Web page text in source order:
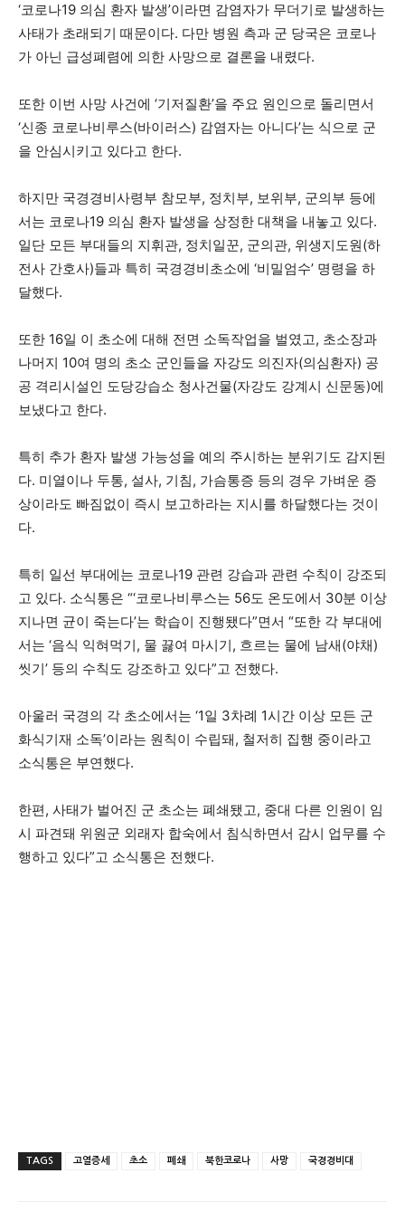
‘코로나19 의심 환자 발생’이라면 감염자가 무더기로 발생하는
사태가 초래되기 때문이다. 다만 병원 측과 군 당국은 코로나
가 아닌 급성폐렴에 의한 사망으로 결론을 내렸다.
또한 이번 사망 사건에 ‘기저질환’을 주요 원인으로 돌리면서
‘신종 코로나비루스(바이러스) 감염자는 아니다’는 식으로 군
을 안심시키고 있다고 한다.
하지만 국경경비사령부 참모부, 정치부, 보위부, 군의부 등에
서는 코로나19 의심 환자 발생을 상정한 대책을 내놓고 있다.
일단 모든 부대들의 지휘관, 정치일꾼, 군의관, 위생지도원(하
전사 간호사)들과 특히 국경경비초소에 ‘비밀엄수’ 명령을 하
달했다.
또한 16일 이 초소에 대해 전면 소독작업을 벌였고, 초소장과
나머지 10여 명의 초소 군인들을 자강도 의진자(의심환자) 공
공 격리시설인 도당강습소 청사건물(자강도 강계시 신문동)에
보냈다고 한다.
특히 추가 환자 발생 가능성을 예의 주시하는 분위기도 감지된
다. 미열이나 두통, 설사, 기침, 가슴통증 등의 경우 가벼운 증
상이라도 빠짐없이 즉시 보고하라는 지시를 하달했다는 것이
다.
특히 일선 부대에는 코로나19 관련 강습과 관련 수칙이 강조되
고 있다. 소식통은 “‘코로나비루스는 56도 온도에서 30분 이상
지나면 균이 죽는다’는 학습이 진행됐다”면서 “또한 각 부대에
서는 ‘음식 익혀먹기, 물 끓여 마시기, 흐르는 물에 남새(야채)
씻기’ 등의 수칙도 강조하고 있다”고 전했다.
아울러 국경의 각 초소에서는 ‘1일 3차례 1시간 이상 모든 군
화식기재 소독’이라는 원칙이 수립돼, 철저히 집행 중이라고
소식통은 부연했다.
한편, 사태가 벌어진 군 초소는 폐쇄됐고, 중대 다른 인원이 임
시 파견돼 위원군 외래자 합숙에서 침식하면서 감시 업무를 수
행하고 있다”고 소식통은 전했다.
TAGS 고열증세 초소 폐쇄 북한코로나 사망 국경경비대